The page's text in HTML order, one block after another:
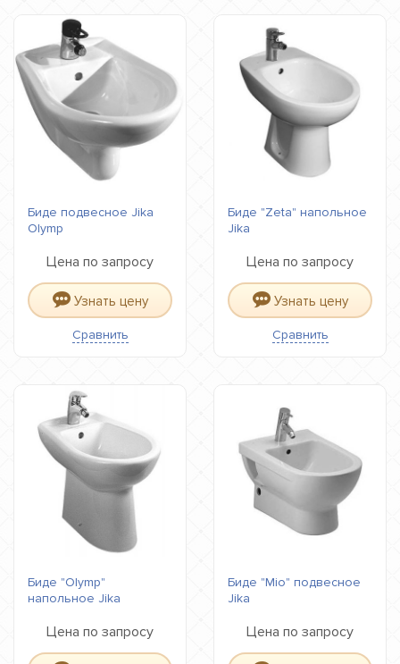
Биде подвесное Jika
Olymp
Цена по запросу
Узнать цену
Сравнить
Биде "Zeta" напольное
Jika
Цена по запросу
Узнать цену
Сравнить
Биде "Olymp"
напольное Jika
Цена по запросу
Биде "Mio" подвесное
Jika
Цена по запросу